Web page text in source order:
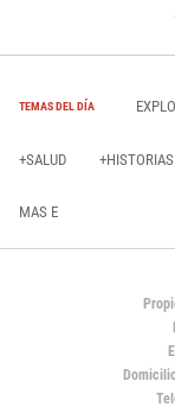
TEMAS DEL DÍA
+SALUD +HISTORIAS
MAS E